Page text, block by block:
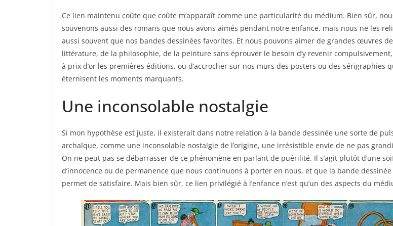
Ce lien maintenu coûte que coûte m’apparaît comme une particularité du médium. Bien sûr,
souvenons aussi des romans que nous avons aimés pendant notre enfance, mais nous ne les
aussi souvent que nos bandes dessinées favorites. Et nous pouvons aimer de grandes œuvres
littérature, de la philosophie, de la peinture sans éprouver le besoin d’y revenir
à prix d’or les premières éditions, ou d’accrocher sur nos murs des posters ou des sérigraphies
éternisent les moments marquants.
Une inconsolable nostalgie
Si mon hypothèse est juste, il existerait dans notre relation à la bande dessinée une sorte de
archaïque, comme une inconsolable nostalgie de l’origine, une irrésistible envie de ne pas
On ne peut pas se débarrasser de ce phénomène en parlant de puérilité. Il s’agit plutôt d’une
d’innocence ou de permanence que nous continuons à porter en nous, et que la bande dessinée
permet de satisfaire. Mais bien sûr, ce lien privilégié à l’enfance n’est qu’un des aspects du